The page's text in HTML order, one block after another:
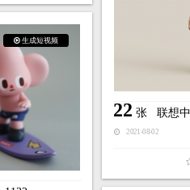
22 张 联想
2021-08-02
生成短视频